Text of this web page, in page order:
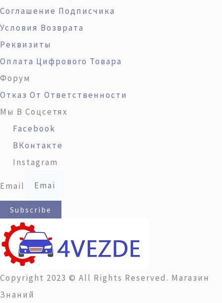
Соглашение Подписчика
Условия Возврата
Реквизиты
Оплата Цифрового Товара
Форум
Отказ От Ответственности
Мы В Соцсетях
Facebook
ВКонтакте
Instagram
Email
Subscribe
Copyright 2023 © All Rights Reserved. Магазин
Знаний